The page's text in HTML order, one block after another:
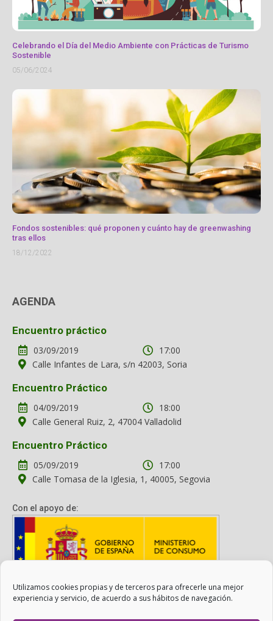
Utilizamos cookies propias y de terceros para ofrecerle una mejor
experiencia y servicio, de acuerdo a sus hábitos de navegación.
Celebrando el Día del Medio Ambiente con Prácticas de Turismo
Sostenible
05/06/2024
Fondos sostenibles: qué proponen y cuánto hay de greenwashing
tras ellos
18/12/2022
AGENDA
Encuentro práctico
03/09/2019
17:00
Calle Infantes de Lara, s/n 42003, Soria
Encuentro Práctico
04/09/2019
18:00
Calle General Ruiz, 2, 47004 Valladolid
Encuentro Práctico
05/09/2019
17:00
Calle Tomasa de la Iglesia, 1, 40005, Segovia
Con el apoyo de:
Con el apoyo del Ministerio de Consumo. Su contenido es
responsabilidad exclusiva de la asociación.